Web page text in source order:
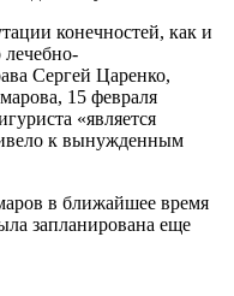
конечностей, как и
лечебно-
Сергей Царенко,
15 февраля
«является
к вынужденным
в ближайшее время
запланирована еще